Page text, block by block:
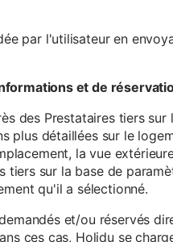
par l'utilisateur en
et de
des Prestataires tiers
plus détaillées sur le
la vue
sur la base de
qu'il a sélectionné.
et/ou réservés
ces cas, Holidu se